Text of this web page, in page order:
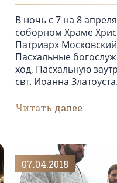
В ночь с 7 на 8
соборном Храме
Патриарх
Пасхальные
ход, Пасхальную
свт. Иоанна Златоуста.
Читать далее
07.04.2018